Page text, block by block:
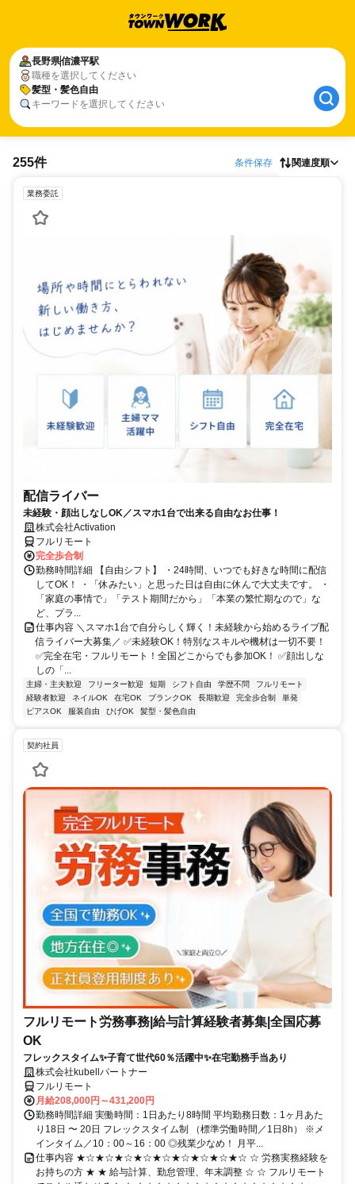
長野県信濃平駅
職種を選択してください
髪型・髪色自由
キーワードを選択してください
255件 条件保存 関連度順
業務委託
配信ライバー
未経験・顔出しなしOK／スマホ1台で出来る自由なお仕事！
株式会社Activation
フルリモート
完全歩合制
勤務時間詳細 【自由シフト】 ・24時間、いつでも好きな時間に配信
してOK！ ・「休みたい」と思った日は自由に休んで大丈夫です。 ・
「家庭の事情で」「テスト期間だから」「本業の繁忙期なので」な
ど、プラ...
仕事内容 ＼スマホ1台で自分らしく輝く！未経験から始めるライブ配
信ライバー大募集／ ✅未経験OK！特別なスキルや機材は一切不要！
✅完全在宅・フルリモート！全国どこからでも参加OK！ ✅顔出しな
しの「...
主婦・主夫歓迎 フリーター歓迎 短期 シフト自由 学歴不問
フルリモート
経験者歓迎
ネイルOK 在宅OK ブランクOK 長期歓迎 完全歩合制
単発
ピアスOK
服装自由 ひげOK 髪型・髪色自由
契約社員
フルリモート労務事務|給与計算経験者募集|全国応募
OK
フレックスタイム✨子育て世代60％活躍中✨在宅勤務手当あり
株式会社kubellパートナー
フルリモート
月給208,000円～431,200円
勤務時間詳細 実働時間：1日あたり8時間 平均勤務日数：1ヶ月あた
り18日 〜 20日 フレックスタイム制 （標準労働時間／1日8h） ※メ
インタイム／10：00～16：00 ◎残業少なめ！ 月平...
仕事内容 ★☆★☆★☆★☆★☆★☆★☆★☆★☆ ☆ 労務実務経験を
お持ちの方 ★ ★ 給与計算、勤怠管理、年末調整 ☆ ☆ フルリモート